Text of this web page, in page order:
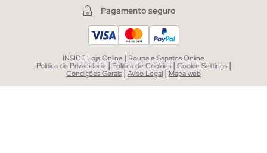
Pagamento seguro
INSIDE Loja Online | Roupa e Sapatos Online
Política de Privacidade | Política de Cookies | Cookie Settings |
Condições Gerais|Aviso Legal| Mapa web